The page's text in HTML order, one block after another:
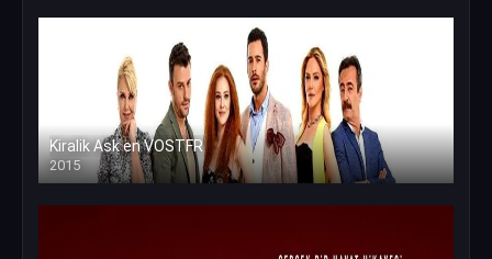
Kiralik Ask en VOSTFR
2015